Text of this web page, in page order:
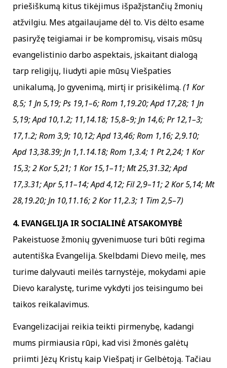
priešiškumą kitus tikėjimus išpažįstančių žmonių
atžvilgiu. Mes atgailaujame dėl to. Vis dėlto esame
pasiryžę teigiamai ir be kompromisų, visais mūsų
evangelistinio darbo aspektais, įskaitant dialogą
tarp religijų, liudyti apie mūsų Viešpaties
unikalumą, Jo gyvenimą, mirtį ir prisikėlimą. (1 Kor
8,5; 1 Jn 5,19; Ps 19,1–6; Rom 1,19.20; Apd 17,28; 1 Jn
5,19; Apd 10,1.2; 11,14.18; 15,8–9; Jn 14,6; Pr 12,1–3;
17,1.2; Rom 3,9; 10,12; Apd 13,46; Rom 1,16; 2,9.10;
Apd 13,38.39; Jn 1,1.14.18; Rom 1,3.4; 1 Pt 2,24; 1 Kor
15,3; 2 Kor 5,21; 1 Kor 15,1–11; Mt 25,31.32; Apd
17,3.31; Apr 5,11–14; Apd 4,12; Fil 2,9–11; 2 Kor 5,14; Mt
28,19.20; Jn 10,11.16; 2 Kor 11,2.3; 1 Tim 2,5–7)
4. EVANGELIJA IR SOCIALINĖ ATSAKOMYBĖ
Pakeistuose žmonių gyvenimuose turi būti regima
autentiška Evangelija. Skelbdami Dievo meilę, mes
turime dalyvauti meilės tarnystėje, mokydami apie
Dievo karalystę, turime vykdyti jos teisingumo bei
taikos reikalavimus.
Evangelizacijai reikia teikti pirmenybę, kadangi
mums pirmiausia rūpi, kad visi žmonės galėtų
priimti Jėzų Kristų kaip Viešpatį ir Gelbėtoją. Tačiau